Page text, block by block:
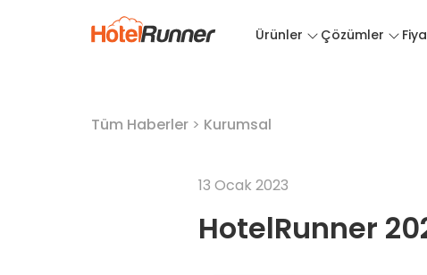
Ürünler Çözümler
Tüm Haberler > Kurumsal
13 Ocak 2023
HotelRunner